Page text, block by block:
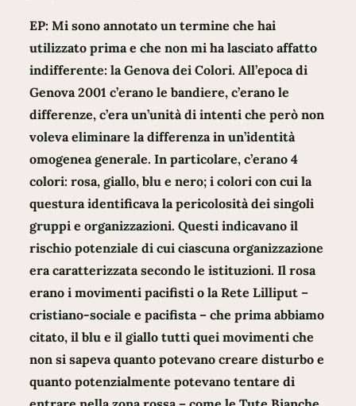
EP: Mi sono annotato un termine che hai
utilizzato prima e che non mi ha lasciato affatto
indifferente: la Genova dei Colori. All’epoca di
Genova 2001 c’erano le bandiere, c’erano le
differenze, c’era un’unità di intenti che però non
voleva eliminare la differenza in un’identità
omogenea generale. In particolare, c’erano 4
colori: rosa, giallo, blu e nero; i colori con cui la
questura identificava la pericolosità dei singoli
gruppi e organizzazioni. Questi indicavano il
rischio potenziale di cui ciascuna organizzazione
era caratterizzata secondo le istituzioni. Il rosa
erano i movimenti pacifisti o la Rete Lilliput –
cristiano-sociale e pacifista – che prima abbiamo
citato, il blu e il giallo tutti quei movimenti che
non si sapeva quanto potevano creare disturbo e
quanto potenzialmente potevano tentare di